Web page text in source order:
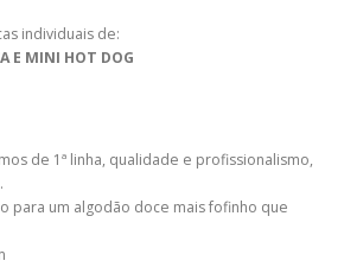
individuais de:
E MINI HOT DOG
de 1ª linha, qualidade e profissionalismo,
para um algodão doce mais fofinho que